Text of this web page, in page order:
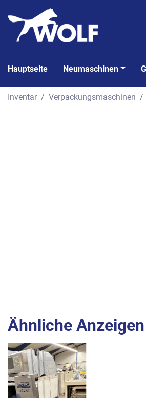
Hauptseite Neumaschinen
Inventar Verpackungsmaschinen
Ähnliche Anzeigen